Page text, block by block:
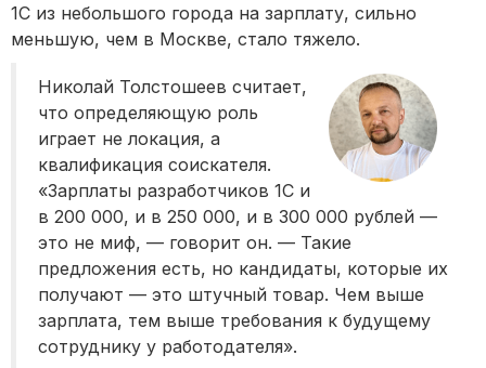
1С из небольшого города на зарплату, сильно
меньшую, чем в Москве, стало тяжело.
Николай Толстошеев считает,
что определяющую роль
играет не локация, а
квалификация соискателя.
«Зарплаты разработчиков 1С и
в 200 000, и в 250 000, и в 300 000 рублей —
это не миф, — говорит он. — Такие
предложения есть, но кандидаты, которые их
получают — это штучный товар. Чем выше
зарплата, тем выше требования к будущему
сотруднику у работодателя».